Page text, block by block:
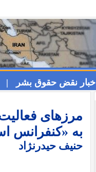
اخبار نقض حقوق بشر |
مرزهای
به «کنفرانس
حنیف حیدرنژاد